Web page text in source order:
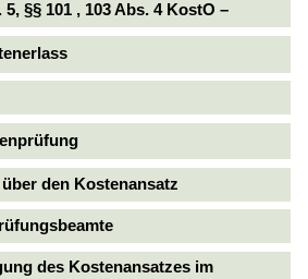
5, §§ 101 , 103 Abs. 4 KostO –
den Kostenansatz
des Kostenansatzes im